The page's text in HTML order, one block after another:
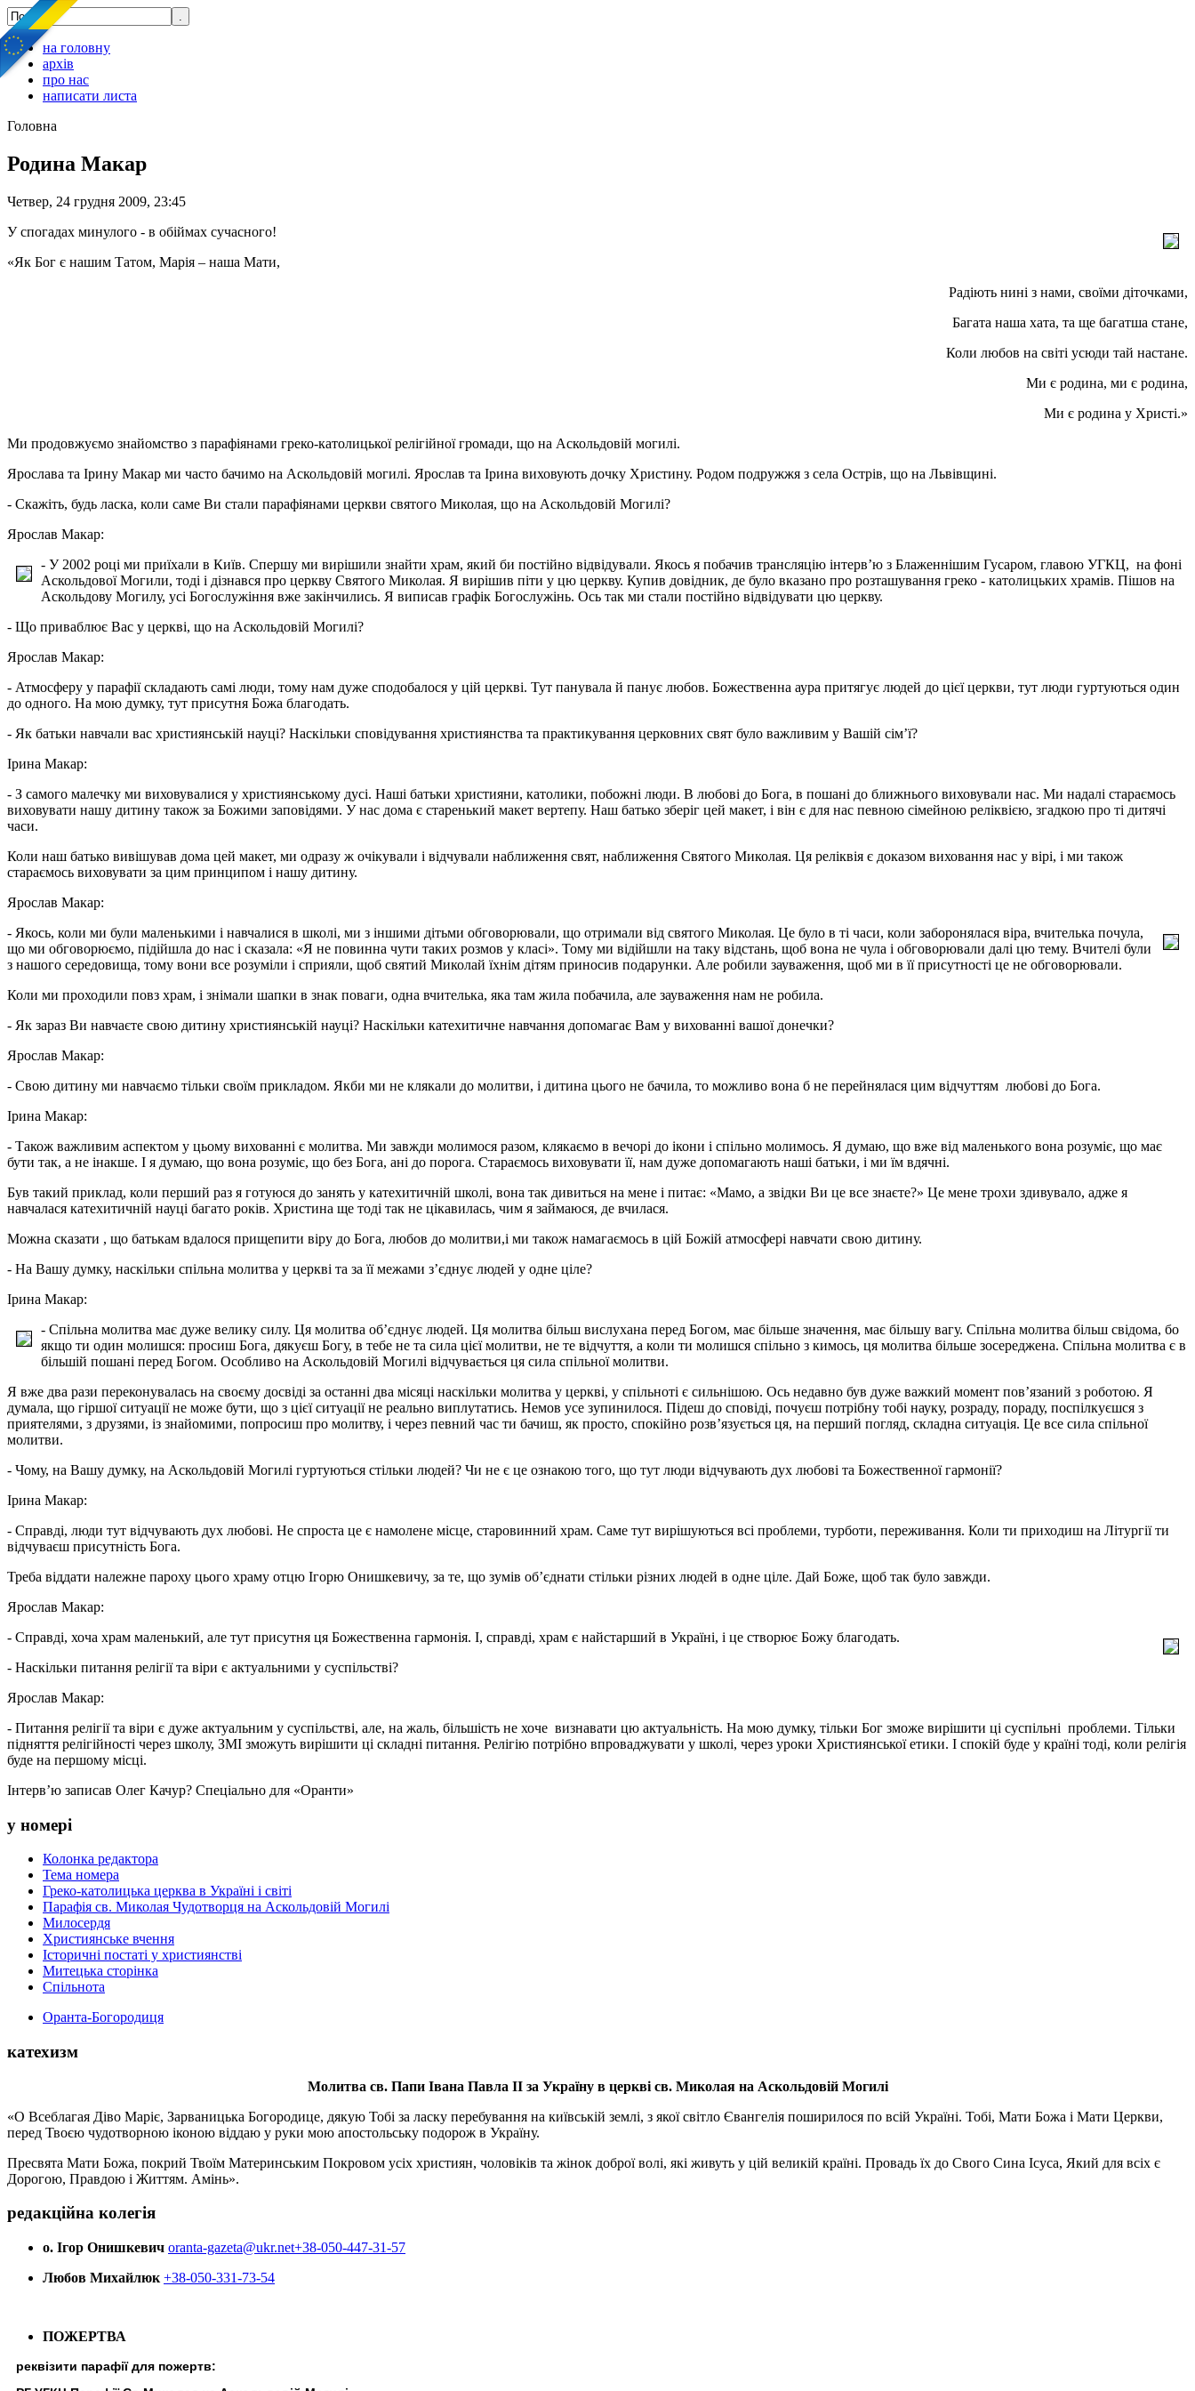
на головну
архів
про нас
написати листа
Головна
Родина Макар
Четвер, 24 грудня 2009, 23:45
У спогадах минулого - в обіймах сучасного!
«Як Бог є нашим Татом, Марія – наша Мати,
Радіють нині з нами, своїми діточками,
Багата наша хата, та ще багатша стане,
Коли любов на світі усюди тай настане.
Ми є родина, ми є родина,
Ми є родина у Христі.»
Ми продовжуємо знайомство з парафіянами греко-католицької релігійної громади, що на Аскольдовій могилі.
Ярослава та Ірину Макар ми часто бачимо на Аскольдовій могилі. Ярослав та Ірина виховують дочку Христину. Родом подружжя з села Острів, що на Львівщині.
- Скажіть, будь ласка, коли саме Ви стали парафіянами церкви святого Миколая, що на Аскольдовій Могилі?
Ярослав Макар:
- У 2002 році ми приїхали в Київ. Спершу ми вирішили знайти храм, який би постійно відвідували. Якось я побачив трансляцію інтерв’ю з Блаженнішим Гусаром, главою УГКЦ, на фоні
Аскольдової Могили, тоді і дізнався про церкву Святого Миколая. Я вирішив піти у цю церкву. Купив довідник, де було вказано про розташування греко - католицьких храмів. Пішов на
Аскольдову Могилу, усі Богослужіння вже закінчились. Я виписав графік Богослужінь. Ось так ми стали постійно відвідувати цю церкву.
- Що приваблює Вас у церкві, що на Аскольдовій Могилі?
Ярослав Макар:
- Атмосферу у парафії складають самі люди, тому нам дуже сподобалося у цій церкві. Тут панувала й панує любов. Божественна аура притягує людей до цієї церкви, тут люди гуртуються один
до одного. На мою думку, тут присутня Божа благодать.
- Як батьки навчали вас християнській науці? Наскільки сповідування християнства та практикування церковних свят було важливим у Вашій сім’ї?
Ірина Макар:
- З самого малечку ми виховувалися у християнському дусі. Наші батьки християни, католики, побожні люди. В любові до Бога, в пошані до ближнього виховували нас. Ми надалі стараємось
виховувати нашу дитину також за Божими заповідями. У нас дома є старенький макет вертепу. Наш батько зберіг цей макет, і він є для нас певною сімейною реліквією, згадкою про ті дитячі
часи.
Коли наш батько вивішував дома цей макет, ми одразу ж очікували і відчували наближення свят, наближення Святого Миколая. Ця реліквія є доказом виховання нас у вірі, і ми також
стараємось виховувати за цим принципом і нашу дитину.
Ярослав Макар:
- Якось, коли ми були маленькими і навчалися в школі, ми з іншими дітьми обговорювали, що отримали від святого Миколая. Це було в ті часи, коли заборонялася віра, вчителька почула,
що ми обговорюємо, підійшла до нас і сказала: «Я не повинна чути таких розмов у класі». Тому ми відійшли на таку відстань, щоб вона не чула і обговорювали далі цю тему. Вчителі були
з нашого середовища, тому вони все розуміли і сприяли, щоб святий Миколай їхнім дітям приносив подарунки. Але робили зауваження, щоб ми в її присутності це не обговорювали.
Коли ми проходили повз храм, і знімали шапки в знак поваги, одна вчителька, яка там жила побачила, але зауваження нам не робила.
- Як зараз Ви навчаєте свою дитину християнській науці? Наскільки катехитичне навчання допомагає Вам у вихованні вашої донечки?
Ярослав Макар:
- Свою дитину ми навчаємо тільки своїм прикладом. Якби ми не клякали до молитви, і дитина цього не бачила, то можливо вона б не перейнялася цим відчуттям любові до Бога.
Ірина Макар:
- Також важливим аспектом у цьому вихованні є молитва. Ми завжди молимося разом, клякаємо в вечорі до ікони і спільно молимось. Я думаю, що вже від маленького вона розуміє, що має
бути так, а не інакше. І я думаю, що вона розуміє, що без Бога, ані до порога. Стараємось виховувати її, нам дуже допомагають наші батьки, і ми їм вдячні.
Був такий приклад, коли перший раз я готуюся до занять у катехитичній школі, вона так дивиться на мене і питає: «Мамо, а звідки Ви це все знаєте?» Це мене трохи здивувало, адже я
навчалася катехитичній науці багато років. Христина ще тоді так не цікавилась, чим я займаюся, де вчилася.
Можна сказати , що батькам вдалося прищепити віру до Бога, любов до молитви,і ми також намагаємось в цій Божій атмосфері навчати свою дитину.
- На Вашу думку, наскільки спільна молитва у церкві та за її межами з’єднує людей у одне ціле?
Ірина Макар:
- Спільна молитва має дуже велику силу. Ця молитва об’єднує людей. Ця молитва більш вислухана перед Богом, має більше значення, має більшу вагу. Спільна молитва більш свідома, бо
якщо ти один молишся: просиш Бога, дякуєш Богу, в тебе не та сила цієї молитви, не те відчуття, а коли ти молишся спільно з кимось, ця молитва більше зосереджена. Спільна молитва є в
більшій пошані перед Богом. Особливо на Аскольдовій Могилі відчувається ця сила спільної молитви.
Я вже два рази переконувалась на своєму досвіді за останні два місяці наскільки молитва у церкві, у спільноті є сильнішою. Ось недавно був дуже важкий момент пов’язаний з роботою. Я
думала, що гіршої ситуації не може бути, що з цієї ситуації не реально виплутатись. Немов усе зупинилося. Підеш до сповіді, почуєш потрібну тобі науку, розраду, пораду, поспілкуєшся з
приятелями, з друзями, із знайомими, попросиш про молитву, і через певний час ти бачиш, як просто, спокійно розв’язується ця, на перший погляд, складна ситуація. Це все сила спільної
молитви.
- Чому, на Вашу думку, на Аскольдовій Могилі гуртуються стільки людей? Чи не є це ознакою того, що тут люди відчувають дух любові та Божественної гармонії?
Ірина Макар:
- Справді, люди тут відчувають дух любові. Не спроста це є намолене місце, старовинний храм. Саме тут вирішуються всі проблеми, турботи, переживання. Коли ти приходиш на Літургії ти
відчуваєш присутність Бога.
Треба віддати належне пароху цього храму отцю Ігорю Онишкевичу, за те, що зумів об’єднати стільки різних людей в одне ціле. Дай Боже, щоб так було завжди.
Ярослав Макар:
- Справді, хоча храм маленький, але тут присутня ця Божественна гармонія. І, справді, храм є найстарший в Україні, і це створює Божу благодать.
- Наскільки питання релігії та віри є актуальними у суспільстві?
Ярослав Макар:
- Питання релігії та віри є дуже актуальним у суспільстві, але, на жаль, більшість не хоче визнавати цю актуальність. На мою думку, тільки Бог зможе вирішити ці суспільні проблеми. Тільки
підняття релігійності через школу, ЗМІ зможуть вирішити ці складні питання. Релігію потрібно впроваджувати у школі, через уроки Християнської етики. І спокій буде у країні тоді, коли релігія
буде на першому місці.
Інтерв’ю записав Олег Качур? Спеціально для «Оранти»
у номері
Колонка редактора
Тема номера
Греко-католицька церква в Україні і світі
Парафія св. Миколая Чудотворця на Аскольдовій Могилі
Милосердя
Християнське вчення
Історичні постаті у християнстві
Митецька сторінка
Спільнота
Оранта-Богородиця
катехизм
Молитва св. Папи Івана Павла ІІ за Україну в церкві св. Миколая на Аскольдовій Могилі
«О Всеблагая Діво Маріє, Зарваницька Богородице, дякую Тобі за ласку перебування на київській землі, з якої світло Євангелія поширилося по всій Україні. Тобі, Мати Божа і Мати Церкви,
перед Твоєю чудотворною іконою віддаю у руки мою апостольську подорож в Україну.
Пресвята Мати Божа, покрий Твоїм Материнським Покровом усіх християн, чоловіків та жінок доброї волі, які живуть у цій великій країні. Провадь їх до Свого Сина Ісуса, Який для всіх є
Дорогою, Правдою і Життям. Амінь».
редакційна колегія
о. Ігор Онишкевич oranta-gazeta@ukr.net+38-050-447-31-57
Любов Михайлюк +38-050-331-73-54
ПОЖЕРТВА
реквізити парафії для пожертв: